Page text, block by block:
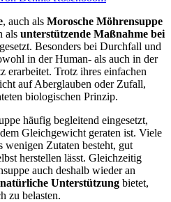
, auch als Morosche Möhrensuppe
als unterstützende Maßnahme bei
Besonders bei Durchfall und
in der Human- als auch in der
erarbeitet. Trotz ihres einfachen
auf Aberglauben oder Zufall,
biologischen Prinzip.
häufig begleitend eingesetzt,
Gleichgewicht geraten ist. Viele
wenigen Zutaten besteht, gut
herstellen lässt. Gleichzeitig
auch deshalb wieder an
natürliche Unterstützung bietet,
zu belasten.